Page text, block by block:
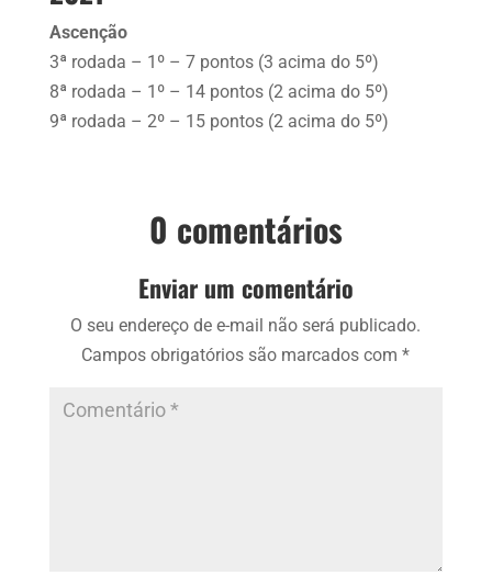
Ascenção
3ª rodada – 1º – 7 pontos (3 acima do 5º)
8ª rodada – 1º – 14 pontos (2 acima do 5º)
9ª rodada – 2º – 15 pontos (2 acima do 5º)
0 comentários
Enviar um comentário
O seu endereço de e-mail não será publicado.
Campos obrigatórios são marcados com*